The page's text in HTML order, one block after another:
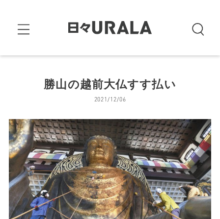
勝山の越前大仏すす払い
2021/12/06